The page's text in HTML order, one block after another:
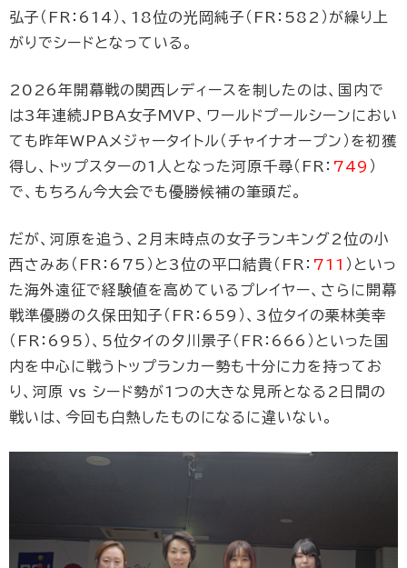
弘子（FR：614）、18位の光岡純子（FR：582）が繰り上
がりでシードとなっている。
2026年開幕戦の関西レディースを制したのは、国内で
は3年連続JPBA女子MVP、ワールドプールシーンにおい
ても昨年WPAメジャータイトル（チャイナオープン）を初獲
得し、トップスターの1人となった河原千尋（FR： 749 ）
で、もちろん今大会でも優勝候補の筆頭だ。
だが、河原を追う、2月末時点の女子ランキング2位の小
西さみあ（FR：675）と3位の平口結貴（FR： 711 ）といっ
た海外遠征で経験値を高めているプレイヤー、さらに開幕
戦準優勝の久保田知子（FR：659）、3位タイの栗林美幸
（FR：695）、5位タイの夕川景子（FR：666）といった国
内を中心に戦うトップランカー勢も十分に力を持ってお
り、河原 vs シード勢が1つの大きな見所となる2日間の
戦いは、今回も白熱したものになるに違いない。